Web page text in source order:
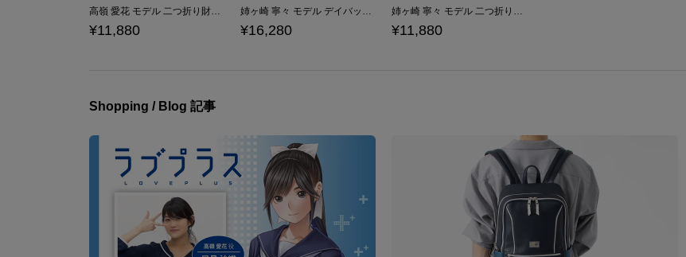
高嶺 愛花 モデル 二つ折り財布 ラブプラス
¥11,880
姉ヶ崎 寧々 モデル デイバッグ ラブプラス
¥16,280
姉ヶ崎 寧々 モデル 二つ折り財布 ラブプラス
¥11,880
Shopping / Blog 記事